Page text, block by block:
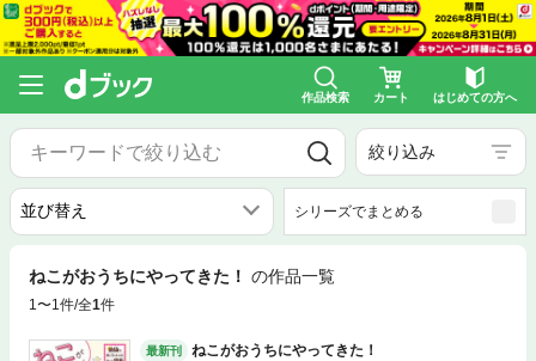
作品検索 カート はじめての方へ
絞り込み
シリーズでまとめる
ねこがおうちにやってきた！ の作品一覧
1〜1件/全1件
最新刊
ねこがおうちにやってきた！